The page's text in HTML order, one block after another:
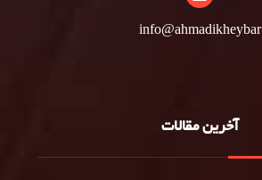
info@ahmadikheybar
آخرین مقالات